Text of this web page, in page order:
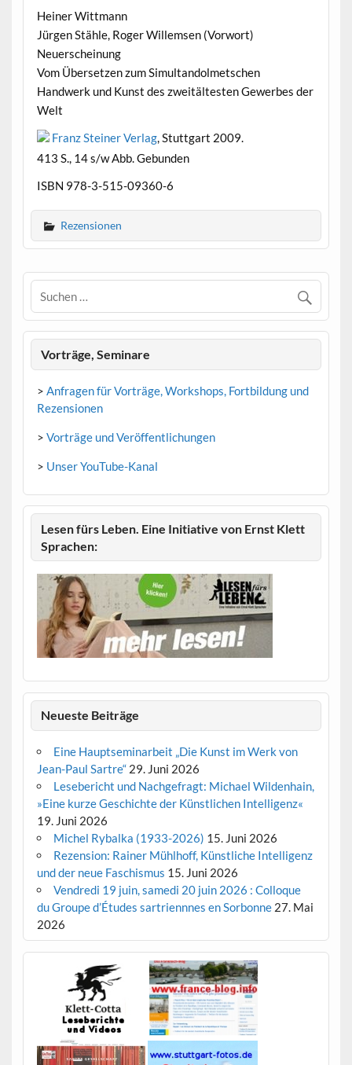
Heiner Wittmann
Jürgen Stähle, Roger Willemsen (Vorwort)
Neuerscheinung
Vom Übersetzen zum Simultandolmetschen
Handwerk und Kunst des zweitältesten Gewerbes der
Welt
Franz Steiner Verlag, Stuttgart 2009.
413 S., 14 s/w Abb. Gebunden
ISBN 978-3-515-09360-6
Rezensionen
Vorträge, Seminare
> Anfragen für Vorträge, Workshops, Fortbildung und
Rezensionen
> Vorträge und Veröffentlichungen
> Unser YouTube-Kanal
Lesen fürs Leben. Eine Initiative von Ernst Klett
Sprachen:
Neueste Beiträge
Eine Hauptseminarbeit „Die Kunst im Werk von
Jean-Paul Sartre“ 29. Juni 2026
Lesebericht und Nachgefragt: Michael Wildenhain,
»Eine kurze Geschichte der Künstlichen Intelligenz«
19. Juni 2026
Michel Rybalka (1933-2026) 15. Juni 2026
Rezension: Rainer Mühlhoff, Künstliche Intelligenz
und der neue Faschismus 15. Juni 2026
Vendredi 19 juin, samedi 20 juin 2026 : Colloque
du Groupe d’Études sartriennnes en Sorbonne 27. Mai
2026